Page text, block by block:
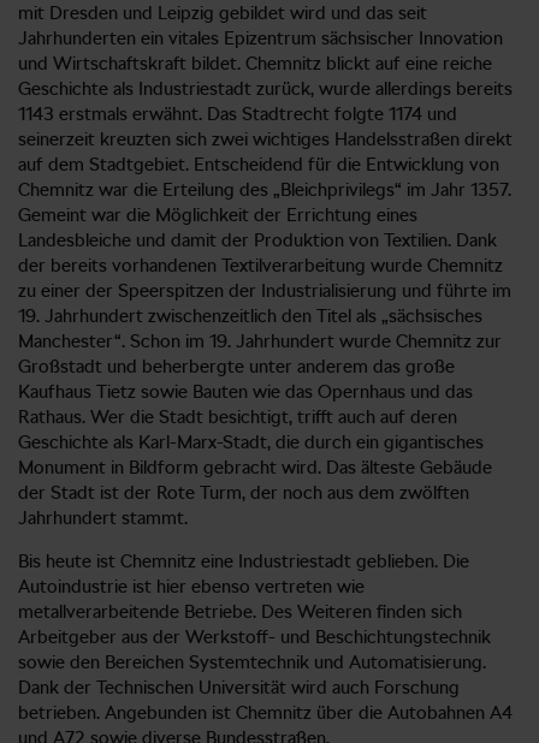
mit Dresden und Leipzig gebildet wird und das seit
Jahrhunderten ein vitales Epizentrum sächsischer Innovation
und Wirtschaftskraft bildet. Chemnitz blickt auf eine reiche
Geschichte als Industriestadt zurück, wurde allerdings bereits
1143 erstmals erwähnt. Das Stadtrecht folgte 1174 und
seinerzeit kreuzten sich zwei wichtiges Handelsstraßen direkt
auf dem Stadtgebiet. Entscheidend für die Entwicklung von
Chemnitz war die Erteilung des „Bleichprivilegs“ im Jahr 1357.
Gemeint war die Möglichkeit der Errichtung eines
Landesbleiche und damit der Produktion von Textilien. Dank
der bereits vorhandenen Textilverarbeitung wurde Chemnitz
zu einer der Speerspitzen der Industrialisierung und führte im
19. Jahrhundert zwischenzeitlich den Titel als „sächsisches
Manchester“. Schon im 19. Jahrhundert wurde Chemnitz zur
Großstadt und beherbergte unter anderem das große
Kaufhaus Tietz sowie Bauten wie das Opernhaus und das
Rathaus. Wer die Stadt besichtigt, trifft auch auf deren
Geschichte als Karl-Marx-Stadt, die durch ein gigantisches
Monument in Bildform gebracht wird. Das älteste Gebäude
der Stadt ist der Rote Turm, der noch aus dem zwölften
Jahrhundert stammt.
Bis heute ist Chemnitz eine Industriestadt geblieben. Die
Autoindustrie ist hier ebenso vertreten wie
metallverarbeitende Betriebe. Des Weiteren finden sich
Arbeitgeber aus der Werkstoff- und Beschichtungstechnik
sowie den Bereichen Systemtechnik und Automatisierung.
Dank der Technischen Universität wird auch Forschung
betrieben. Angebunden ist Chemnitz über die Autobahnen A4
und A72 sowie diverse Bundesstraßen.